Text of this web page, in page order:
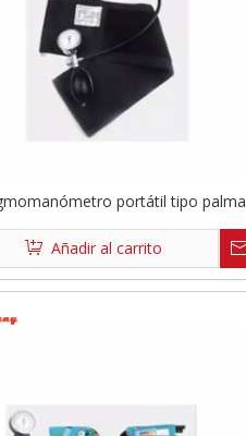
portátil tipo palma
Añadir al carrito